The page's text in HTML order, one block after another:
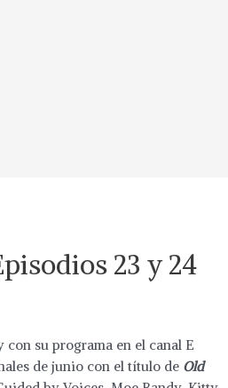
23 y 24
su programa en el canal E
de junio con el título de Old